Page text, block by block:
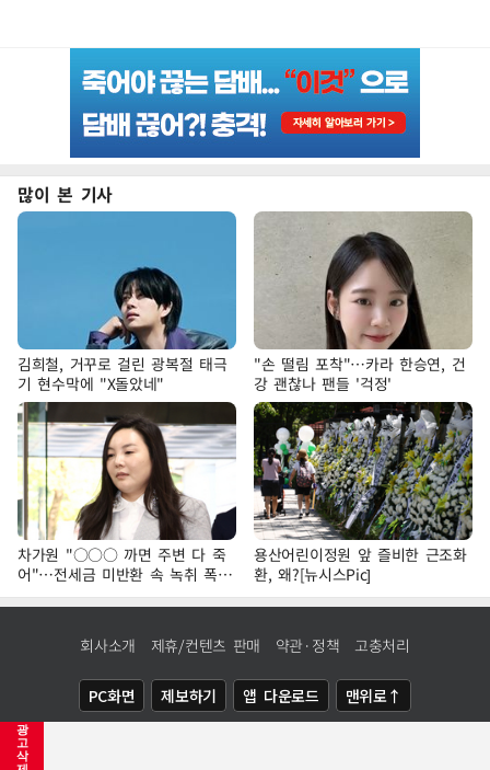
광
고
삭
많이 본 기사
김희철, 거꾸로 걸린 광복절 태극
기 현수막에 "X돌았네"
"손 떨림 포착"…카라 한승연, 건
강 괜찮나 팬들 '걱정'
차가원 "○○○ 까면 주변 다 죽
어"…전세금 미반환 속 녹취 폭로
파장
용산어린이정원 앞 즐비한 근조화
환, 왜?[뉴시스Pic]
회사소개 제휴/컨텐츠 판매 약관·정책 고충처리
PC화면 제보하기 앱 다운로드 맨위로↑